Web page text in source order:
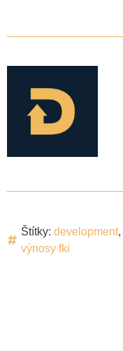
Štítky: development,
výnosy fki